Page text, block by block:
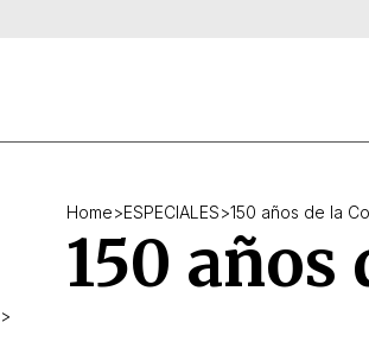
Home>ESPECIALES>150 años de la
150 años
>